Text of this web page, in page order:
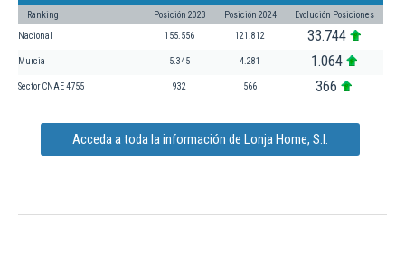
Ranking Posición 2023 Posición 2024 Evolución Posiciones
Nacional 155.556 121.812 33.744
Murcia 5.345 4.281 1.064
Sector CNAE 4755 932 566 366
Acceda a toda la información de Lonja Home, S.l.